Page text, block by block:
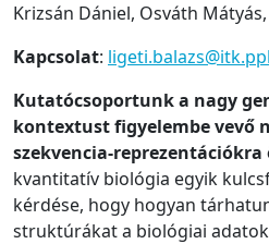
Krizsán Dániel, Osváth
Kapcsolat:
Kutatócsoportunk a nagy
kontextust figyelembe vevő
szekvencia-
kvantitatív biológia egyik
kérdése, hogy hogyan
struktúrákat a biológiai